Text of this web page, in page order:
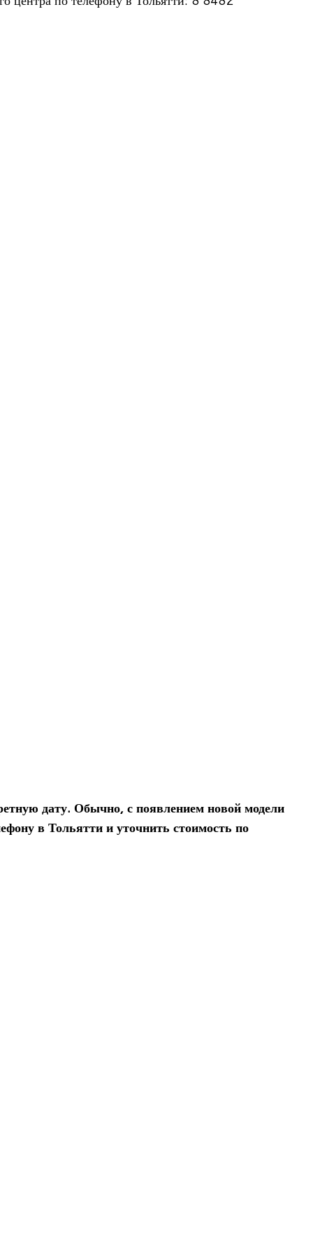
дату. Обычно, с появ­ле­нием новой модели
в Тольятти и уточ­нить сто­и­мость по